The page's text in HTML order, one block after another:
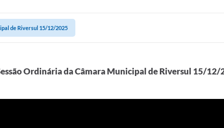
de Riversul 15/12/2025
Ordinária da Câmara Municipal de Riversul 15/12/